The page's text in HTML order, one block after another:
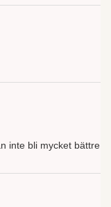
inte bli mycket bättre